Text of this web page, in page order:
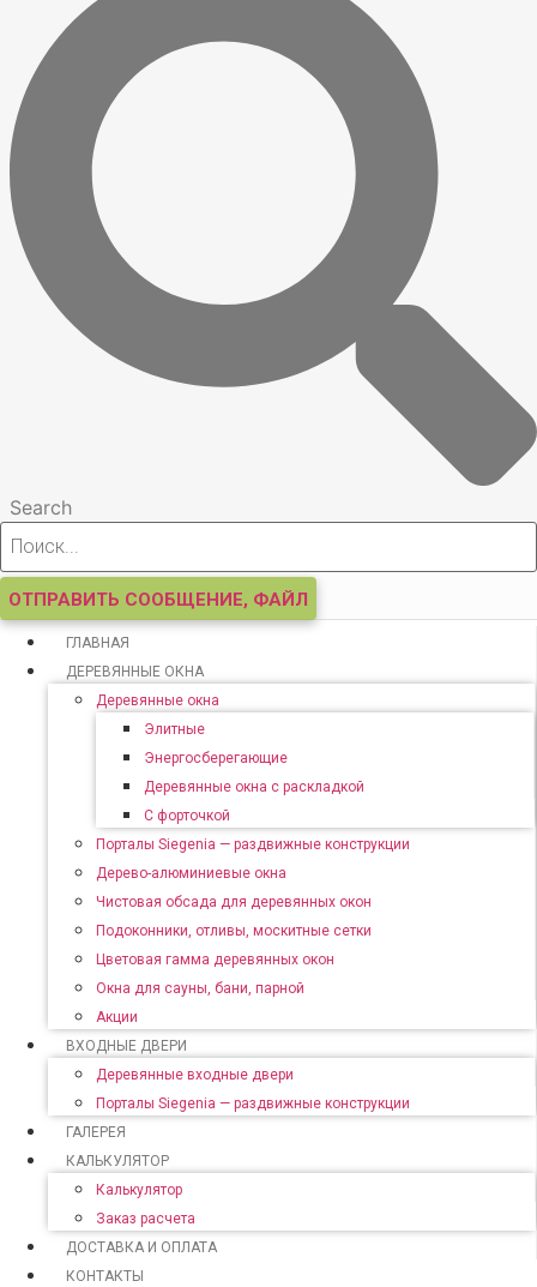
Search
ОТПРАВИТЬ СООБЩЕНИЕ, ФАЙЛ
ГЛАВНАЯ
ДЕРЕВЯННЫЕ ОКНА
Деревянные окна
Элитные
Энергосберегающие
Деревянные окна с раскладкой
С форточкой
Порталы Siegenia — раздвижные конструкции
Дерево-алюминиевые окна
Чистовая обсада для деревянных окон
Подоконники, отливы, москитные сетки
Цветовая гамма деревянных окон
Окна для сауны, бани, парной
Акции
ВХОДНЫЕ ДВЕРИ
Деревянные входные двери
Порталы Siegenia — раздвижные конструкции
ГАЛЕРЕЯ
КАЛЬКУЛЯТОР
Калькулятор
Заказ расчета
ДОСТАВКА И ОПЛАТА
КОНТАКТЫ